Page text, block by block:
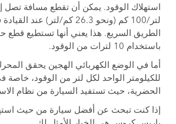
لتر/100 كم (ونحو 26.3 كم/لتر)
باستخدام 10 لترات من الوقود.
أما في الوضع الكهربائي الهجين يحقق
للكيلومتر الواحد لكل لتر من الوقود،
الحضرية، حيث تستفيد السيارة من نظام
إذا كنت تبحث عن أفضل سيارة من حيث